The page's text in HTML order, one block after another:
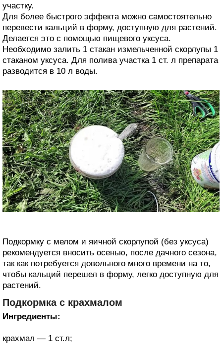
участку.
Для более быстрого эффекта можно самостоятельно
перевести кальций в форму, доступную для растений.
Делается это с помощью пищевого уксуса.
Необходимо залить 1 стакан измельченной скорлупы 1
стаканом уксуса. Для полива участка 1 ст. л препарата
разводится в 10 л воды.
Подкормку с мелом и яичной скорлупой (без уксуса)
рекомендуется вносить осенью, после дачного сезона,
так как потребуется довольного много времени на то,
чтобы кальций перешел в форму, легко доступную для
растений.
Подкормка с крахмалом
Ингредиенты:
крахмал — 1 ст.л;